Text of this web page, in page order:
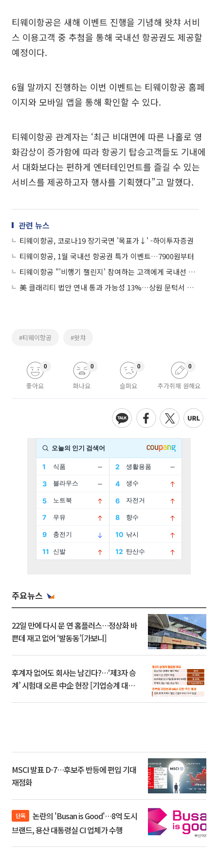
티웨이항공은 새해 이벤트 진행을 기념해 왓챠 서비
스 이용고객 중 추첨을 통해 국내선 항공권도 제공할
예정이다.
6월 말까지 진행하는 이번 이벤트는 티웨이항공 홈페
이지와 모바일 앱을 통해 확인할 수 있다.
티웨이항공 관계자는 ‘최근 비대면에 따른 나홀로 영
화감상이 증가함에 따라 항공기 탑승고객들도 기내에
서 대화보다는 편하게 엔터테인먼트를 즐길 수 있는
서비스를 제공하고자 행사를 기획했다”고 말했다.
관련 뉴스
티웨이항공, 코로나19 장기국면 '목표가↓' -하이투자증권
티웨이항공, 1월 국내선 항공권 특가 이벤트…7900원부터
티웨이항공 "'비행기 챌린지' 참여하는 고객에게 국내선 왕복항공권 증정"
美 클래리티 법안 연내 통과 가능성 13%…상원 문턱서 제동
#티웨이항공 #왓챠
좋아요
0
화나요
0
슬퍼요
0
추가취재 원해요
0
주요뉴스
22일 만에 다시 문 연 홈플러스…정상화 바
쁜데 재고 없어 ‘발동동’[가보니]
후계자 없어도 회사는 남긴다?…‘제3자 승
계’ 시험대 오른 中企 현장 [기업승계 대전
MSCI 발표 D-7…후보주 반등에 편입 기대
재점화
단독
브랜드, 용산 대통령실 CI 업체가 수행